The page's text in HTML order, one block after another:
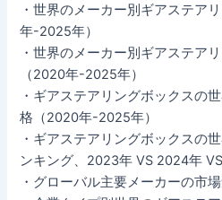
・世界のメーカー別ギアステア
年-2025年）
・世界のメーカー別ギアステア
（2020年-2025年）
・ギアステアリングボックスの
格（2020年-2025年）
・ギアステアリングボックスの
ンキング、2023年 VS 2024年
・グローバル主要メーカーの市